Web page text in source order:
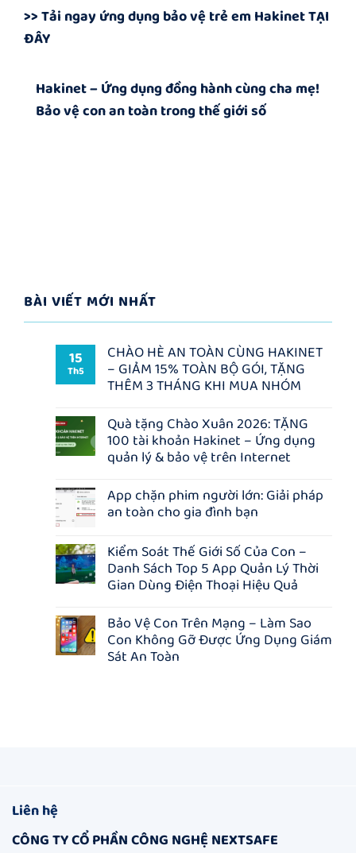
>> Tải ngay ứng dụng bảo vệ trẻ em HakinetTẠI
ĐÂY
Hakinet – Ứng dụng đồng hành cùng cha mẹ!
Bảo vệ con an toàn trong thế giới số
BÀI VIẾT MỚI NHẤT
15
Th5
CHÀO HÈ AN TOÀN CÙNG HAKINET
– GIẢM 15% TOÀN BỘ GÓI, TẶNG
THÊM 3 THÁNG KHI MUA NHÓM
có
bình
luận
ở
CHÀO
AN
TOÀN
CÙNG
GIẢM
15%
TOÀN
BỘ
GÓI,
THÊM
3
THÁNG
KHI
MUA
Quà tặng Chào Xuân 2026: TẶNG
100 tài khoản Hakinet – Ứng dụng
quản lý & bảo vệ trên Internet
có
bình
luận
tặng
Chào
Xuân
2026:
TẶNG
tài
khoản
Hakinet
–
Ứng
App chặn phim người lớn: Giải pháp
an toàn cho gia đình bạn
có
bình
luận
ở
App
phim
người
lớn:
Giải
pháp
Kiểm Soát Thế Giới Số Của Con –
Danh Sách Top 5 App Quản Lý Thời
Gian Dùng Điện Thoại Hiệu Quả
có
bình
luận
ở
Kiểm
Lý
Thời
Bảo Vệ Con Trên Mạng – Làm Sao
Con Không Gỡ Được Ứng Dụng Giám
Sát An Toàn
Con
Không
Liên hệ
CÔNG TY CỔ PHẦN CÔNG NGHỆ NEXTSAFE